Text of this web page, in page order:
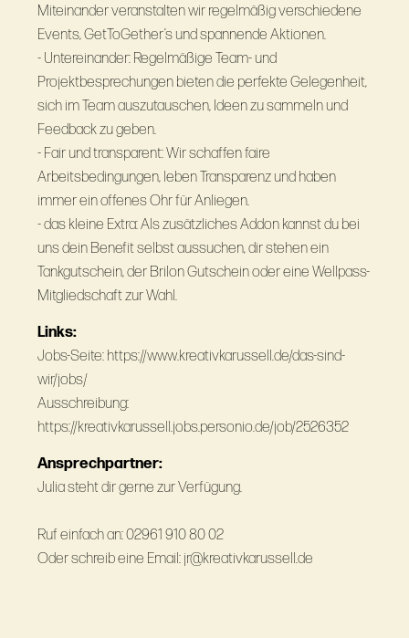
Miteinander veranstalten wir regelmäßig verschiedene
Events, GetToGether’s und spannende Aktionen.
- Untereinander: Regelmäßige Team- und
Projektbesprechungen bieten die perfekte Gelegenheit,
sich im Team auszutauschen, Ideen zu sammeln und
Feedback zu geben.
- Fair und transparent: Wir schaffen faire
Arbeitsbedingungen, leben Transparenz und haben
immer ein offenes Ohr für Anliegen.
- das kleine Extra: Als zusätzliches Addon kannst du bei
uns dein Benefit selbst aussuchen, dir stehen ein
Tankgutschein, der Brilon Gutschein oder eine Wellpass-
Mitgliedschaft zur Wahl.
Links:
Jobs-Seite: https://www.kreativkarussell.de/das-sind-
wir/jobs/
Ausschreibung:
https://kreativkarussell.jobs.personio.de/job/2526352
Ansprechpartner:
Julia steht dir gerne zur Verfügung.
Ruf einfach an: 02961 910 80 02
Oder schreib eine Email: jr@kreativkarussell.de